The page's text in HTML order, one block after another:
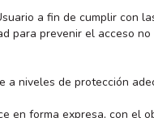
a fin de cumplir con
para prevenir el acceso
a niveles de protección
en forma expresa, con el